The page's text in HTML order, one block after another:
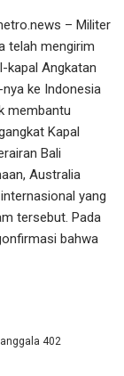
– Militer
telah mengirim
kapal Angkatan
ke Indonesia
membantu
Kapal
Bali
Australia
yang
tersebut. Pada
bahwa
402